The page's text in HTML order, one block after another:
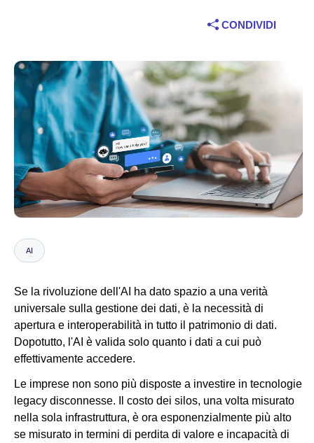
Servizi finanziari
Manifatturiero
Assicurazioni
Telecomunicazioni
Tecnologia
Settore pubblico
Istruzione
Notizie
CONDIVIDI
AI
Se la rivoluzione dell'AI ha dato spazio a una verità
universale sulla gestione dei dati, è la necessità di
apertura e interoperabilità in tutto il patrimonio di dati.
Dopotutto, l'AI è valida solo quanto i dati a cui può
effettivamente accedere.
Le imprese non sono più disposte a investire in tecnologie
legacy disconnesse. Il costo dei silos, una volta misurato
nella sola infrastruttura, è ora esponenzialmente più alto
se misurato in termini di perdita di valore e incapacità di